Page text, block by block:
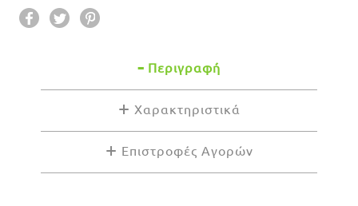
Περιγραφή
Χαρακτηριστικά
Επιστροφές Αγορών